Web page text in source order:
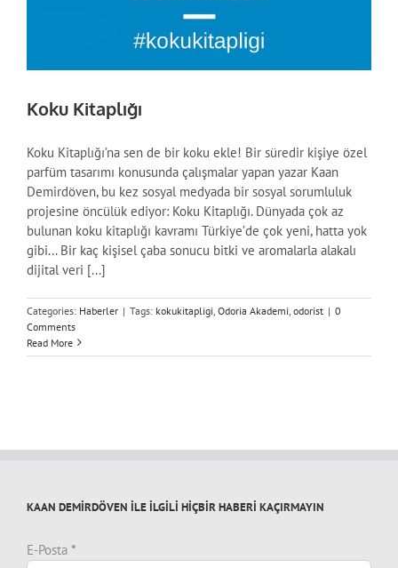
Koku Kitaplığı
Koku Kitaplığı’na sen de bir koku ekle! Bir süredir kişiye özel
parfüm tasarımı konusunda çalışmalar yapan yazar Kaan
Demirdöven, bu kez sosyal medyada bir sosyal sorumluluk
projesine öncülük ediyor: Koku Kitaplığı. Dünyada çok az
bulunan koku kitaplığı kavramı Türkiye’de çok yeni, hatta yok
gibi... Bir kaç kişisel çaba sonucu bitki ve aromalarla alakalı
dijital veri [...]
Categories: Haberler | Tags: kokukitapligi Odoria Akademi odorist | 0
Comments
Read More
KAAN DEMİRDÖVEN İLE İLGİLİ HİÇBİR HABERİ KAÇIRMAYIN
E-Posta *